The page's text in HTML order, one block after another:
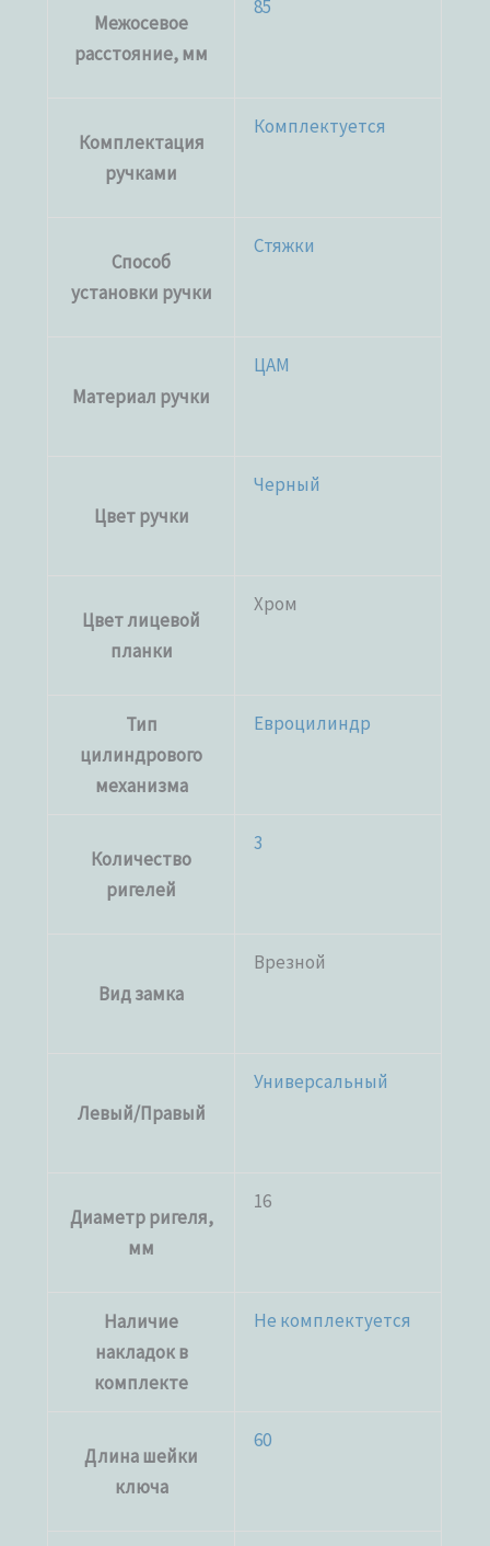
Межосевое
расстояние, мм
85
Комплектация
ручками
Комплектуется
Способ
установки ручки
Стяжки
Материал ручки
ЦАМ
Цвет ручки
Черный
Цвет лицевой
планки
Хром
Тип
цилиндрового
механизма
Евроцилиндр
Количество
ригелей
3
Вид замка
Врезной
Левый/Правый
Универсальный
Диаметр ригеля,
мм
16
Наличие
накладок в
комплекте
Не комплектуется
Длина шейки
ключа
60